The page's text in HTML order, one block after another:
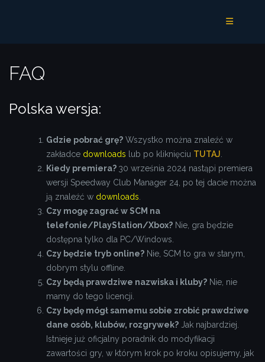
FAQ
Polska wersja:
Gdzie pobrać grę? Wszystko można znaleźć w
zakładce downloads lub po kliknięciu TUTAJ
Kiedy premiera? 30 września 2024 nastąpi premiera
wersji Speedway Club Manager 24, po tej dacie można
ją znaleźć w downloads
Czy mogę zagrać w SCM na
telefonie/PlayStation/Xbox? Nie, gra będzie
dostępna tylko dla PC/Windows.
Czy będzie tryb online? Nie, SCM to gra w starym,
dobrym stylu offline.
Czy będą prawdziwe nazwiska i kluby? Nie, nie
mamy do tego licencji.
Czy będę mógł samemu sobie zrobić prawdziwe
dane osób, klubów, rozgrywek? Jak najbardziej.
Istnieje już oficjalny poradnik do modyfikacji
zawartości gry, w którym krok po kroku opisujemy, jak